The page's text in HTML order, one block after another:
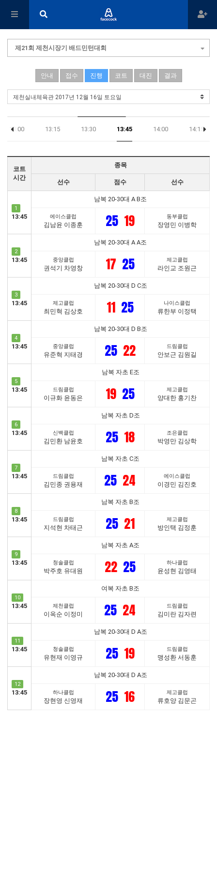
제21회 제천시장기 배드민턴대회
안내 접수 진행 코트 대진 결과
13:00 13:15 13:30 13:45 14:00 14:15
코트
시간
종목
선수 점수 선수
1
13:45
남복 20-30대 A B조
에이스클럽
김남윤 이종훈 25 19 동부클럽
장영민 이병학
2
13:45
남복 20-30대 A A조
중앙클럽
권석기 차영창 17 25 제고클럽
라인교 조원근
3
13:45
남복 20-30대 D C조
제고클럽
최민혁 김상호 11 25 나이스클럽
류한부 이정택
4
13:45
남복 20-30대 D B조
중앙클럽
유준혁 지태경 25 22 드림클럽
안보근 김원길
5
13:45
남복 자초 E조
드림클럽
이규화 윤동은 19 25 제고클럽
양대한 홍기찬
6
13:45
남복 자초 D조
신백클럽
김민환 남윤호 25 18 조은클럽
박영만 김상학
7
13:45
남복 자초 C조
드림클럽
김민종 권용재 25 24 에이스클럽
이경민 김진호
8
13:45
남복 자초 B조
드림클럽
지석현 차태근 25 21 제고클럽
방인택 김정훈
9
13:45
남복 자초 A조
청솔클럽
박주호 유대원 22 25 하나클럽
윤성현 김영태
10
13:45
여복 자초 B조
제천클럽
이옥순 이정미 25 24 드림클럽
김미란 김자련
11
13:45
남복 20-30대 D A조
청솔클럽
유현재 이영규 25 19 드림클럽
맹성환 서동훈
12
13:45
남복 20-30대 D A조
하나클럽
장현영 신영재 25 16 제고클럽
류호양 김문곤